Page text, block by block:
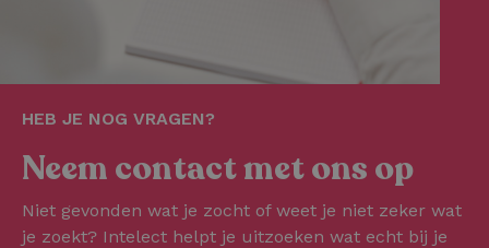
HEB JE NOG VRAGEN?
Neem contact met ons op
Niet gevonden wat je zocht of weet je niet zeker wat
je zoekt? Intelect helpt je uitzoeken wat echt bij je